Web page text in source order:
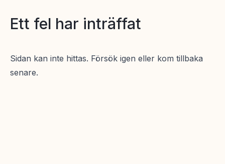
Ett fel har inträffat
Sidan kan inte hittas. Försök igen eller kom tillbaka
senare.